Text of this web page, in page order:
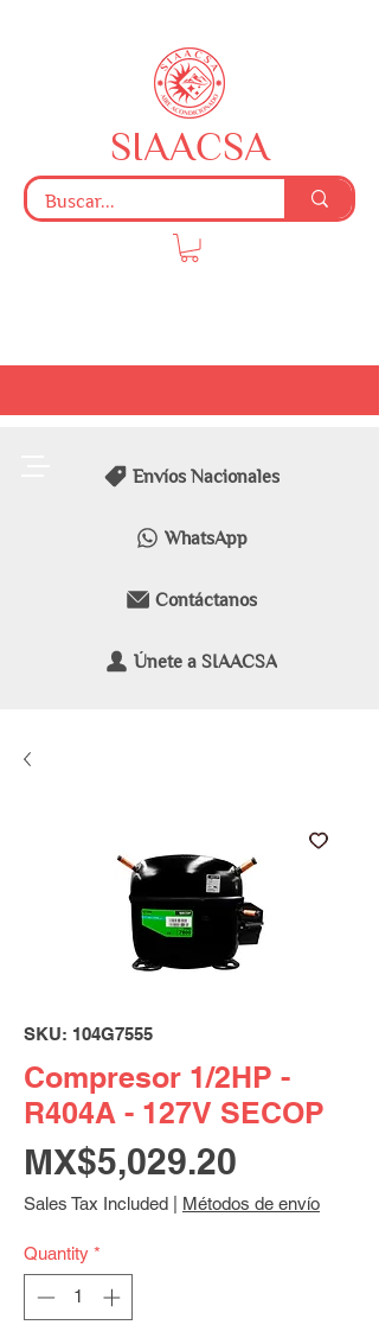
Envíos Nacionales
WhatsApp
Contáctanos
Únete a SIAACSA
SIAACSA
SKU: 104G7555
Compresor 1/2HP -
R404A - 127V SECOP
MX$5,029.20
Sales Tax Included Métodos de envío
Quantity *